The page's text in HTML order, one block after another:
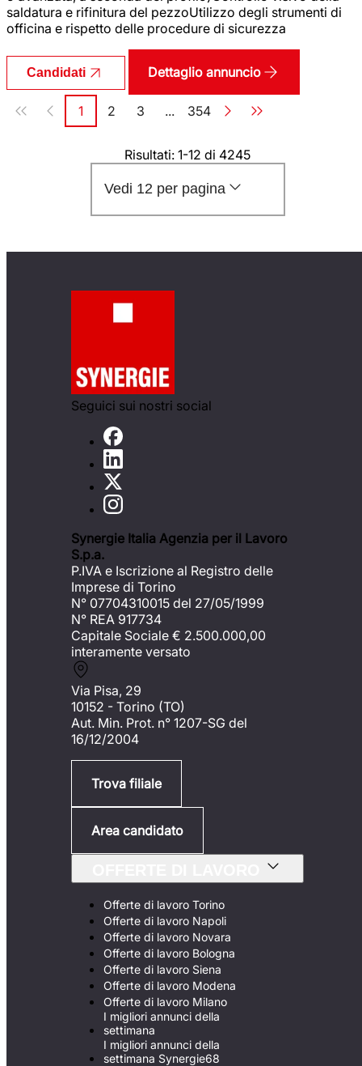
saldatura e rifinitura del pezzoUtilizzo degli strumenti di
officina e rispetto delle procedure di sicurezza
Candidati Dettaglio annuncio
Paginazione
Pagina
1 Pagina
2 Pagina
3 ... Pagina
354
Risultati: 1-12 di 4245
Vedi 12 per pagina
Seguici sui nostri social
Synergie Italia Agenzia per il Lavoro
S.p.a.
P.IVA e Iscrizione al Registro delle
Imprese di Torino
N° 07704310015 del 27/05/1999
N° REA 917734
Capitale Sociale € 2.500.000,00
interamente versato
Via Pisa, 29
10152 - Torino (TO)
Aut. Min. Prot. n° 1207-SG del
16/12/2004
Trova filiale
Area candidato
Offerte di lavoro Torino
Offerte di lavoro Napoli
Offerte di lavoro Novara
Offerte di lavoro Bologna
Offerte di lavoro Siena
Offerte di lavoro Modena
Offerte di lavoro Milano
I migliori annunci della
settimana
I migliori annunci della
settimana Synergie68